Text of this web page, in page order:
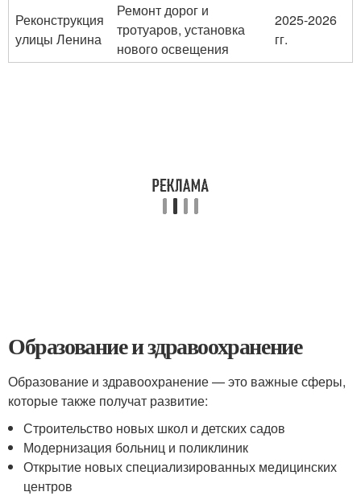
Реконструкция
улицы Ленина
Ремонт дорог и
тротуаров, установка
нового освещения
2025-2026
гг.
Образование и здравоохранение
Образование и здравоохранение — это важные сферы,
которые также получат развитие:
Строительство новых школ и детских садов
Модернизация больниц и поликлиник
Открытие новых специализированных медицинских
центров